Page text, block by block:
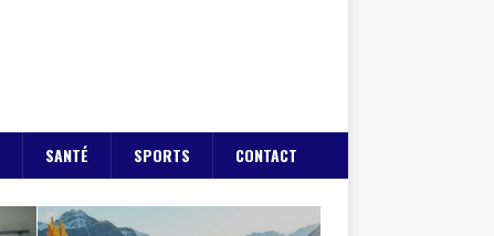
SANTÉ SPORTS CONTACT